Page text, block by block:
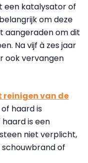
een katalysator of
om deze
aangeraden om dit
Na vijf à zes jaar
ook vervangen
reinigen van de
haard is
is een
niet verplicht,
of